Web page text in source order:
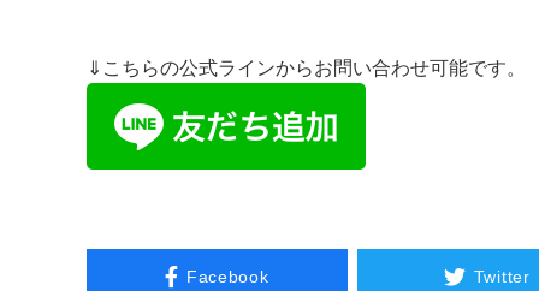
⇓こちらの公式ラインからお問い合わせ可能です。
Facebook Twitter